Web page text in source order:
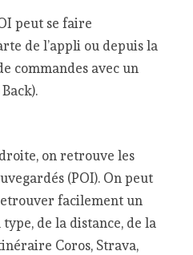
peut se faire
de l’appli ou depuis la
commandes avec un
on retrouve les
(POI). On peut
facilement un
de la distance, de la
Coros, Strava,